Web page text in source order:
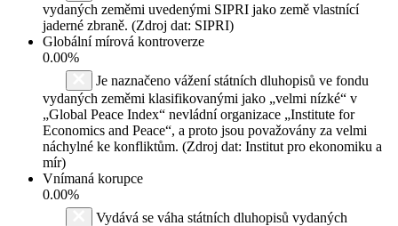
vydaných zeměmi uvedenými SIPRI jako země vlastnící
jaderné zbraně. (Zdroj dat: SIPRI)
Globální mírová kontroverze
0.00%
Je naznačeno vážení státních dluhopisů ve fondu
vydaných zeměmi klasifikovanými jako „velmi nízké“ v
„Global Peace Index“ nevládní organizace „Institute for
Economics and Peace“, a proto jsou považovány za velmi
náchylné ke konfliktům. (Zdroj dat: Institut pro ekonomiku a
mír)
Vnímaná korupce
0.00%
Vydává se váha státních dluhopisů vydaných